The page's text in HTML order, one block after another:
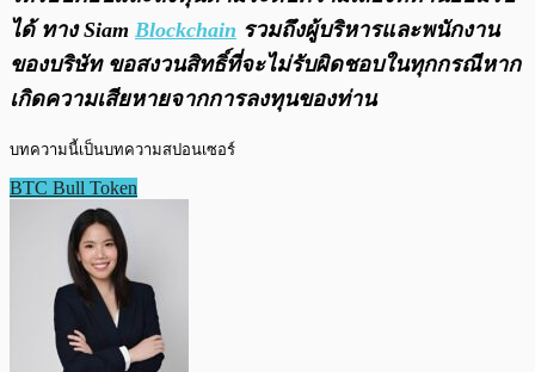
ได้ ทาง Siam Blockchain รวมถึงผู้บริหารและพนักงาน
ของบริษัท ขอสงวนสิทธิ์ที่จะไม่รับผิดชอบในทุกกรณีหาก
เกิดความเสียหายจากการลงทุนของท่าน
บทความนี้เป็นบทความสปอนเซอร์
BTC Bull Token